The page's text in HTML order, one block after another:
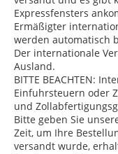
Expressfensters
Ermäßigter
werden automatisch
Der internationale
Ausland.
BITTE BEACHTEN:
Einfuhrsteuern oder
und
Bitte geben Sie
Zeit, um Ihre
versandt wurde,